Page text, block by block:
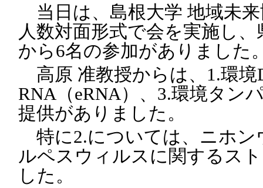
当日は、島根大学 地域未
人数対面形式で会を実施し
から6名の参加がありました
高原 准教授からは、1.環境
RNA（eRNA）、3.環境タン
提供がありました。
特に2.については、ニホン
ルペスウィルスに関するス
した。